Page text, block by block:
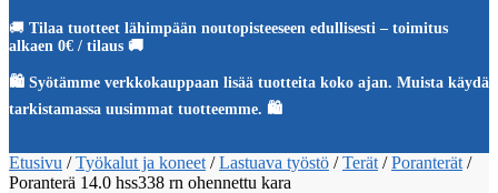
🚚 Tilaa tuotteet lähimpään noutopisteeseen edullisesti – toimitus
alkaen 0€ / tilaus 🚚
🛍️ Syötämme verkkokauppaan lisää tuotteita koko ajan. Muista käydä
tarkistamassa uusimmat tuotteemme. 🛍️
Etusivu /Työkalut ja koneet /Lastuava työstö /Terät /Poranterät /
Poranterä 14.0 hss338 rn ohennettu kara